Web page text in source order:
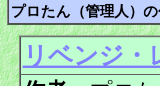
プロたん（管理人）
リベンジ・